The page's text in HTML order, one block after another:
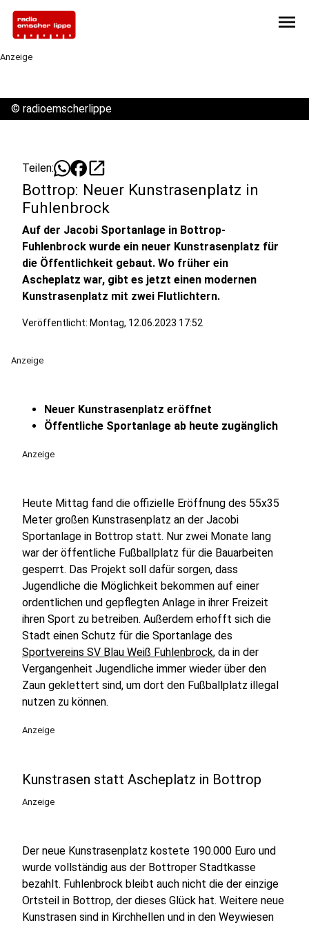
menu
Anzeige
© radioemscherlippe
Teilen: open_in_new
Bottrop: Neuer Kunstrasenplatz in
Fuhlenbrock
Auf der Jacobi Sportanlage in Bottrop-
Fuhlenbrock wurde ein neuer Kunstrasenplatz für
die Öffentlichkeit gebaut. Wo früher ein
Ascheplatz war, gibt es jetzt einen modernen
Kunstrasenplatz mit zwei Flutlichtern.
Veröffentlicht: Montag, 12.06.2023 17:52
Anzeige
Neuer Kunstrasenplatz eröffnet
Öffentliche Sportanlage ab heute zugänglich
Anzeige
Heute Mittag fand die offizielle Eröffnung des 55x35
Meter großen Kunstrasenplatz an der Jacobi
Sportanlage in Bottrop statt. Nur zwei Monate lang
war der öffentliche Fußballplatz für die Bauarbeiten
gesperrt. Das Projekt soll dafür sorgen, dass
Jugendliche die Möglichkeit bekommen auf einer
ordentlichen und gepflegten Anlage in ihrer Freizeit
ihren Sport zu betreiben. Außerdem erhofft sich die
Stadt einen Schutz für die Sportanlage des
Sportvereins SV Blau Weiß Fuhlenbrock, da in der
Vergangenheit Jugendliche immer wieder über den
Zaun geklettert sind, um dort den Fußballplatz illegal
nutzen zu können.
Anzeige
Kunstrasen statt Ascheplatz in Bottrop
Anzeige
Der neue Kunstrasenplatz kostete 190.000 Euro und
wurde vollständig aus der Bottroper Stadtkasse
bezahlt. Fuhlenbrock bleibt auch nicht die der einzige
Ortsteil in Bottrop, der dieses Glück hat. Weitere neue
Kunstrasen sind in Kirchhellen und in den Weywiesen